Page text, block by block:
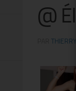
@